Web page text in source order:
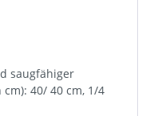
saugfähiger
40/ 40 cm, 1/4